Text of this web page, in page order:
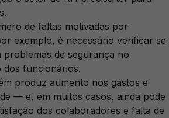
de faltas motivadas por
exemplo, é necessário verificar se
problemas de segurança no
dos funcionários.
produz aumento nos gastos e
— e, em muitos casos, ainda pode
dos colaboradores e falta de